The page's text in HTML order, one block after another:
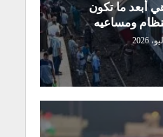
أبعد ما تكون
ومساعيه